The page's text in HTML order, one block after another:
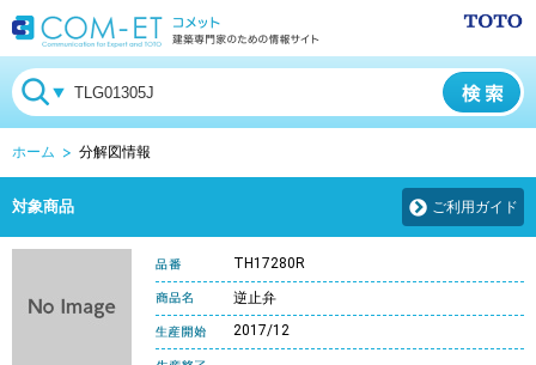
ホーム 分解図情報
対象商品 ご利用ガイド
TH17280R
逆止弁
2017/12